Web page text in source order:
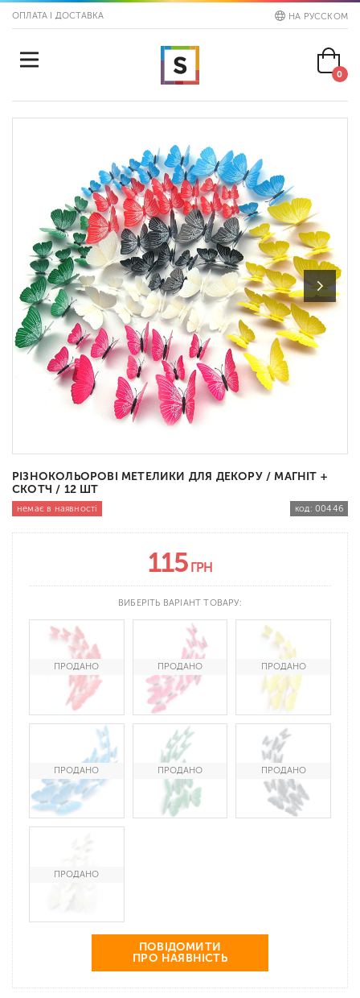
ОПЛАТА І ДОСТАВКА НА РУССКОМ
0
РІЗНОКОЛЬОРОВІ МЕТЕЛИКИ ДЛЯ ДЕКОРУ / МАГНІТ +
СКОТЧ / 12 ШТ
немає в наявності код: 00446
115 ГРН
ВИБЕРІТЬ ВАРІАНТ ТОВАРУ:
ПОВІДОМИТИ
ПРО НАЯВНІСТЬ